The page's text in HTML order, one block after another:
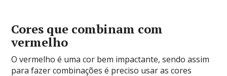
Cores que combinam com
vermelho
O vermelho é uma cor bem impactante, sendo assim
para fazer combinações é preciso usar as cores